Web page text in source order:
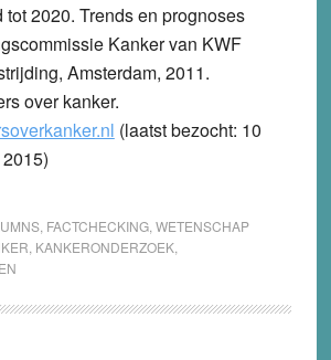
tot 2020. Trends en prognoses
Kanker van KWF
Amsterdam, 2011.
over kanker.
(laatst bezocht: 10
, FACTCHECKING, WETENSCHAP
KANKERONDERZOEK,